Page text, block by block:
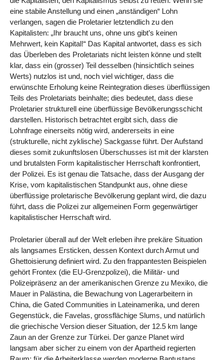
eine stabile Anstellung und einen „anständigen“ Lohn
verlangen, sagen die Proletarier letztendlich zu den
Kapitalisten: „Ihr braucht uns, ohne uns gibt’s keinen
Mehrwert, kein Kapital!“ Das Kapital antwortet, dass es sich
das Überleben des Proletariats nicht leisten könne und stellt
klar, dass ein (grosser) Teil desselben (hinsichtlich seines
Werts) nutzlos ist und, noch viel wichtiger, dass die
erwünschte Erholung keine Reintegration dieses überflüssigen
Teils des Proletariats beinhalte; dies bedeutet, dass diese
Proletarier strukturell eine überflüssige Bevölkerungsschicht
darstellen. Historisch betrachtet ergibt sich, dass die
Lohnfrage einerseits nötig wird, andererseits in eine
(strukturelle, nicht zyklische) Sackgasse führt. Der Aufstand
dieses somit zukunftslosen Überschusses ist mit der klarsten
und brutalsten Form kapitalistischer Herrschaft konfrontiert,
der Polizei. Es ist genau die Tatsache, dass der Ausgang der
Krise, vom kapitalistischen Standpunkt aus, ohne diese
überflüssige proletarische Bevölkerung geplant wird, die dazu
führt, dass die Polizei zur allgemeinen Form gegenwärtiger
kapitalistischer Herrschaft wird.
Proletarier überall auf der Welt erleben ihre prekäre Situation
als langsames Ersticken, dessen Kontext durch Armut und
Ghettoisierung definiert wird. Zu den frappantesten Beispielen
gehört Frontex (die EU-Grenzpolizei), die Militär- und
Polizeipräsenz an der amerikanischen Grenze zu Mexiko, die
Mauer in Palästina, die Bewachung von Lagerarbeitern in
China, die Gated Communities in Lateinamerika, und deren
Gegenstück, die Favelas, grossflächige Slums, und natürlich
die griechische Version dieser Situation, der 12.5 km lange
Zaun an der Grenze zur Türkei. Der ganze Planet wird
langsam aber sicher zu einem von der Apartheid regierten